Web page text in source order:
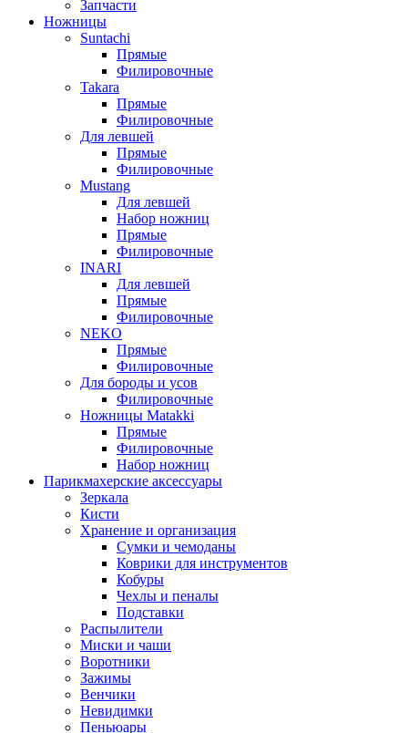
Запчасти
Ножницы
Suntachi
Прямые
Филировочные
Takara
Прямые
Филировочные
Для левшей
Прямые
Филировочные
Mustang
Для левшей
Набор ножниц
Прямые
Филировочные
INARI
Для левшей
Прямые
Филировочные
NEKO
Прямые
Филировочные
Для бороды и усов
Филировочные
Ножницы Matakki
Прямые
Филировочные
Набор ножниц
Парикмахерские аксессуары
Зеркала
Кисти
Хранение и организация
Сумки и чемоданы
Коврики для инструментов
Кобуры
Чехлы и пеналы
Подставки
Распылители
Миски и чаши
Воротники
Зажимы
Венчики
Невидимки
Пеньюары